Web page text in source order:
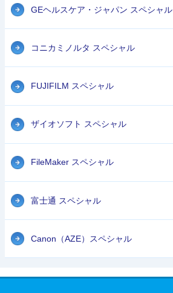
GEヘルスケア・ジャパン スペシャル
コニカミノルタ スペシャル
FUJIFILM スペシャル
ザイオソフト スペシャル
FileMaker スペシャル
富士通 スペシャル
Canon（AZE）スペシャル